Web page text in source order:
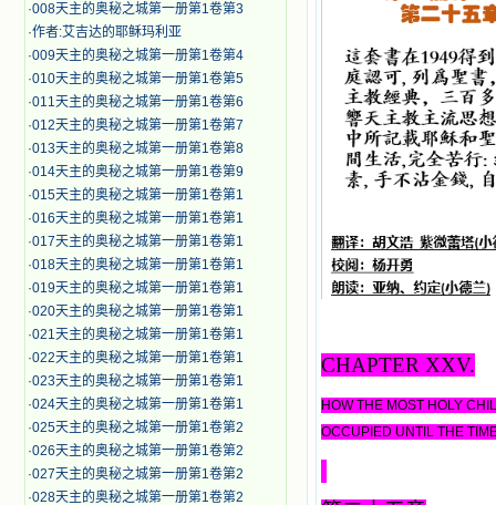
·008天主的奥秘之城第一册第1卷第3
·作者:艾吉达的耶稣玛利亚
·009天主的奥秘之城第一册第1卷第4
·010天主的奥秘之城第一册第1卷第5
·011天主的奥秘之城第一册第1卷第6
·012天主的奥秘之城第一册第1卷第7
·013天主的奥秘之城第一册第1卷第8
·014天主的奥秘之城第一册第1卷第9
·015天主的奥秘之城第一册第1卷第1
·016天主的奥秘之城第一册第1卷第1
·017天主的奥秘之城第一册第1卷第1
·018天主的奥秘之城第一册第1卷第1
·019天主的奥秘之城第一册第1卷第1
·020天主的奥秘之城第一册第1卷第1
·021天主的奥秘之城第一册第1卷第1
·022天主的奥秘之城第一册第1卷第1
·023天主的奥秘之城第一册第1卷第1
·024天主的奥秘之城第一册第1卷第1
·025天主的奥秘之城第一册第1卷第2
·026天主的奥秘之城第一册第1卷第2
·027天主的奥秘之城第一册第1卷第2
·028天主的奥秘之城第一册第1卷第2
CHAPTER XXV.
HOW THE MOST HOLY
OCCUPIED UNTIL THE